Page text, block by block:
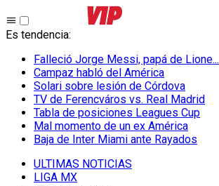
Es tendencia:
Falleció Jorge Messi, papá de Lione...
Campaz habló del América
Solari sobre lesión de Córdova
TV de Ferencváros vs. Real Madrid
Tabla de posiciones Leagues Cup
Mal momento de un ex América
Baja de Inter Miami ante Rayados
ULTIMAS NOTICIAS
LIGA MX